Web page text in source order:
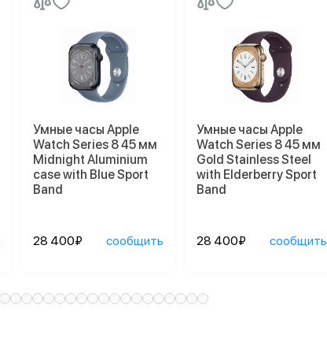
Умные часы Apple
Watch Series 8 45 мм
Midnight Aluminium
case with Blue Sport
Band
28 400₽ сообщить
Умные часы Apple
Watch Series 8 45 мм
Gold Stainless Steel
with Elderberry Sport
Band
28 400₽ сообщить